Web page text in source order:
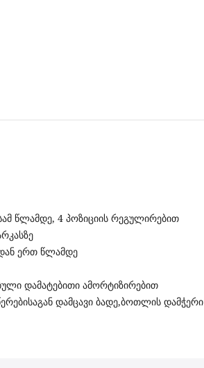
წლამდე, 4 პოზიციის რეგულირებით
ერთ წლამდე
დამატებითი ამორტიზირებით
დამცავი ბადე,ბოთლის დამჭერი